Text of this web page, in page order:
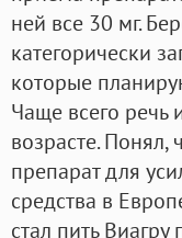
ней все 30 мг.
категорически
которые
Чаще всего речь
возрасте.
препарат для
средства в
стал пить